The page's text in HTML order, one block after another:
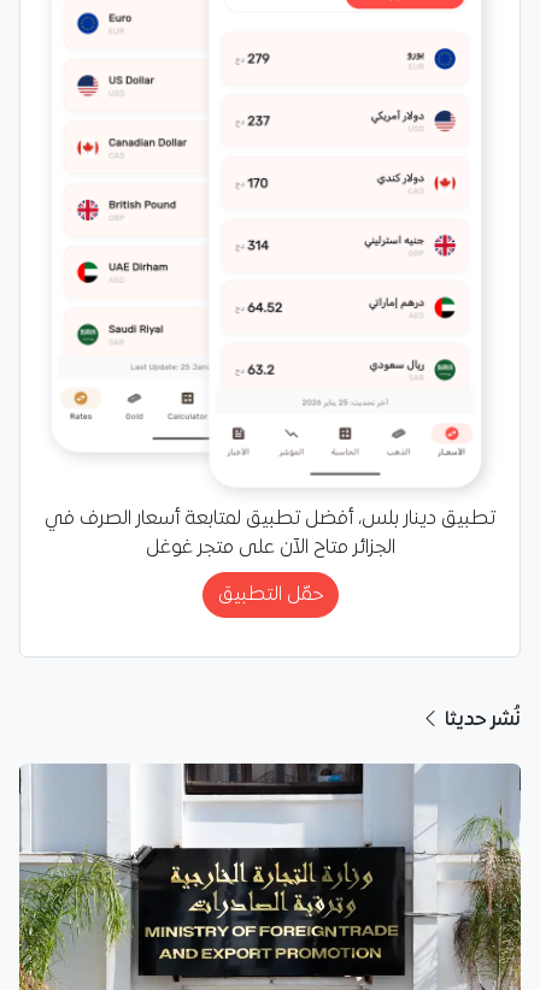
تطبيق دينار بلس، أفضل تطبيق لمتابعة أسعار الصرف في
الجزائر متاح الآن على متجر غوغل
حمّل التطبيق
نُشر حديثا